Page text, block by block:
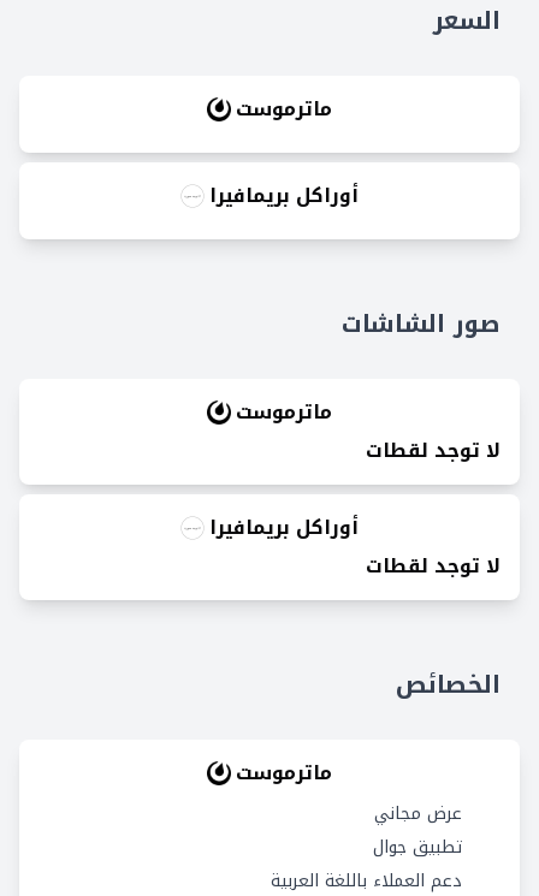
السعر
ماترموست
أوراكل بريمافيرا
صور الشاشات
ماترموست
لا توجد لقطات
أوراكل بريمافيرا
لا توجد لقطات
الخصائص
ماترموست
عرض مجاني
تطبيق جوال
دعم العملاء باللغة العربية